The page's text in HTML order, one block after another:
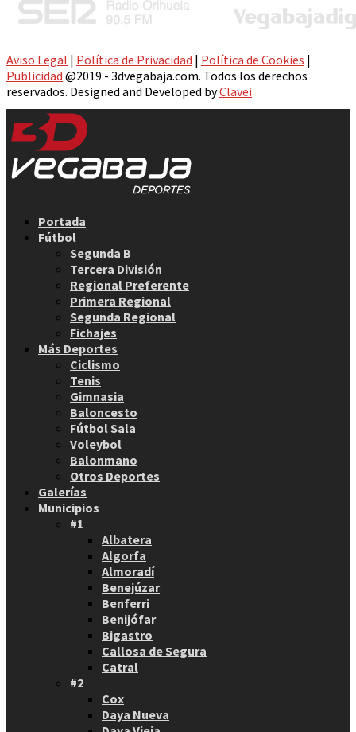
Aviso Legal | Política de Privacidad | Política de Cookies |
Publicidad @2019 - 3dvegabaja.com. Todos los derechos
reservados. Designed and Developed byClavei
Portada
Fútbol
Segunda B
Tercera División
Regional Preferente
Primera Regional
Segunda Regional
Fichajes
Más Deportes
Ciclismo
Tenis
Gimnasia
Baloncesto
Fútbol Sala
Voleybol
Balonmano
Otros Deportes
Galerías
Municipios
#1
Albatera
Algorfa
Almoradí
Benejúzar
Benferri
Benijófar
Bigastro
Callosa de Segura
Catral
#2
Cox
Daya Nueva